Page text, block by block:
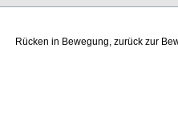
Rücken in Bewegung, zurück zur